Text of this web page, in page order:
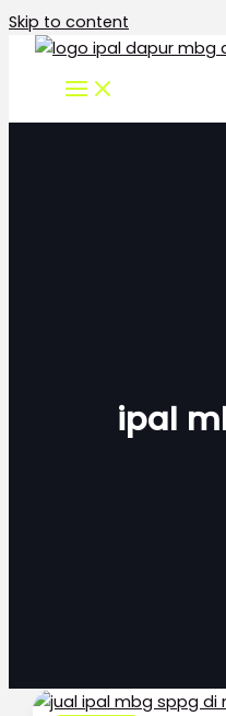
Skip to content
ipal